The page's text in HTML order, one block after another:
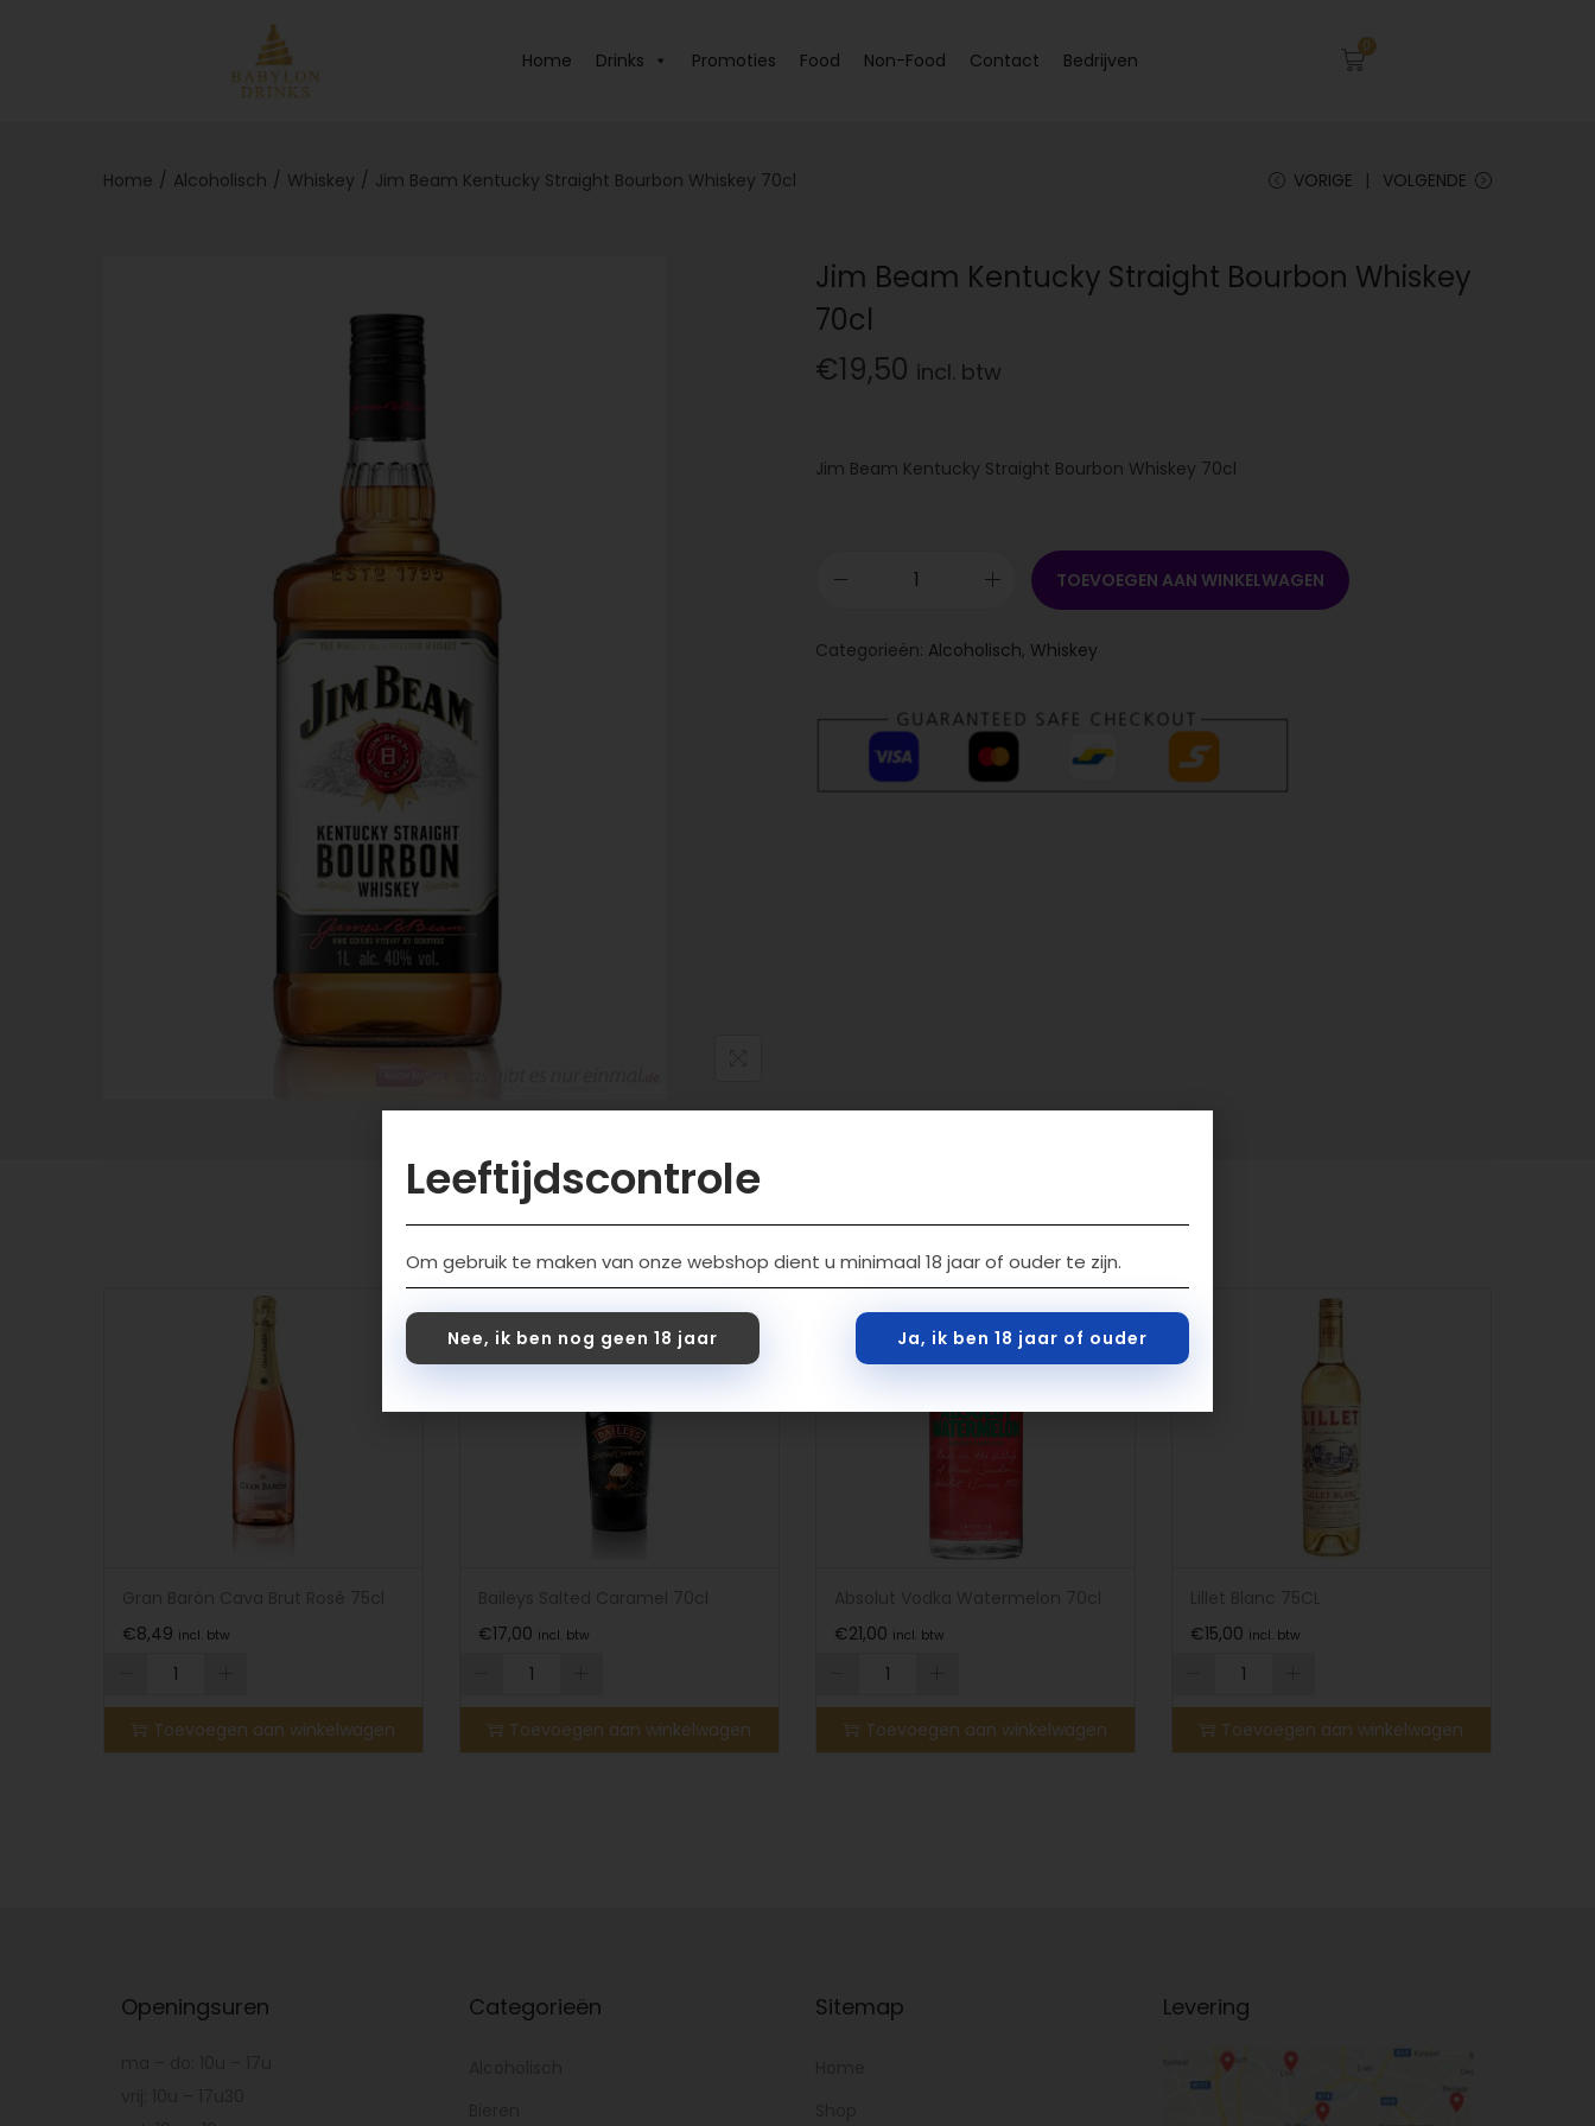
Home Drinks Promoties Food Non-Food Contact Bedrijven
0
Home / Alcoholisch / Whiskey / Jim Beam Kentucky Straight Bourbon Whiskey 70cl VORIGE VOLGENDE
Jim Beam Kentucky Straight Bourbon Whiskey
70cl
€19,50 incl. btw
Jim Beam Kentucky Straight Bourbon Whiskey 70cl
TOEVOEGEN AAN WINKELWAGEN
Categorieën: Alcoholisch, Whiskey
Gerelateerde producten
€8,49 incl. btw
Toevoegen aan winkelwagen
€17,00 incl. btw
Toevoegen aan winkelwagen
€21,00 incl. btw
Toevoegen aan winkelwagen
€15,00 incl. btw
Toevoegen aan winkelwagen
Openingsuren Categorieën Sitemap Levering
Leeftijdscontrole
Om gebruik te maken van onze webshop dient u minimaal 18 jaar of ouder te zijn.
Nee, ik ben nog geen 18 jaar Ja, ik ben 18 jaar of ouder